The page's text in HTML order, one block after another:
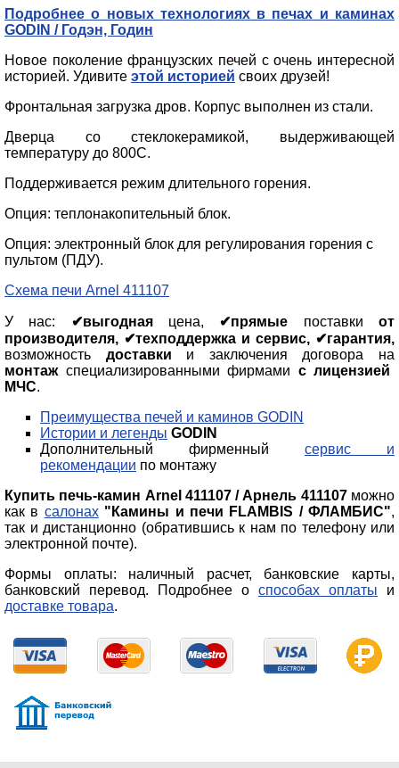
Подробнее о новых технологиях в печах и каминах
GODIN / Годэн, Годин
Новое поколение французских печей с очень интересной
историей. Удивите этой историей своих друзей!
Фронтальная загрузка дров. Корпус выполнен из стали.
Дверца со стеклокерамикой, выдерживающей
температуру до 800С.
Поддерживается режим длительного горения.
Опция: теплонакопительный блок.
Опция: электронный блок для регулирования горения с
пультом (ПДУ).
Схема печи Arnel 411107
У нас: ✔выгоднаяцена, ✔прямые поставкиот
производителя, ✔техподдержка и сервис, ✔гарантия,
возможность доставки и заключения договора на
монтажспециализированными фирмами с лицензией
МЧС.
Преимущества печей и каминов GODIN
Истории и легенды GODIN
Дополнительный фирменный сервис и
рекомендации по монтажу
Купить печь-камин Arnel 411107 / Арнель 411107 можно
как в салонах "Камины и печи FLAMBIS / ФЛАМБИС",
так и дистанционно (обратившись к нам по телефону или
электронной почте).
Формы оплаты: наличный расчет, банковские карты,
банковский перевод. Подробнее о способах оплаты и
доставке товара.